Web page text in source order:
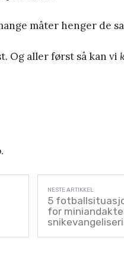
måter henger de
Og aller først så kan vi
5
for